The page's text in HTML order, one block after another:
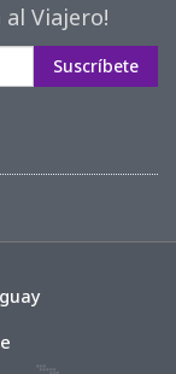
Viajero!
Suscríbete